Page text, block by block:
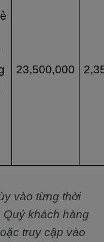
23,500,000
vào từng thời
Quý khách hàng
truy cập vào